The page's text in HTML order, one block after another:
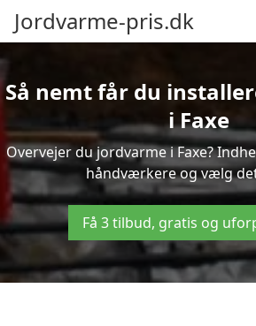
Jordvarme-pris.dk
Så nemt får du
i Faxe
Overvejer du jordvarme i Faxe?
håndværkere og vælg
Få 3 tilbud, gratis og